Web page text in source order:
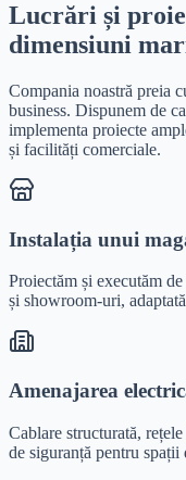
Lucrări și
dimensiuni
Compania noastră preia
business. Dispunem de
implementa proiecte
și facilități comerciale.
Instalația unui
Proiectăm și executăm
și showroom-uri,
Amenajarea
Cablare structurată,
de siguranță pentru